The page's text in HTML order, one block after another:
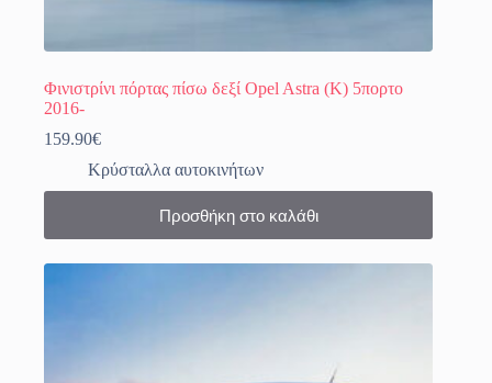
Φινιστρίνι πόρτας πίσω δεξί Opel Astra (K) 5πορτο
2016-
159.90€
Κρύσταλλα αυτοκινήτων
Προσθήκη στο καλάθι